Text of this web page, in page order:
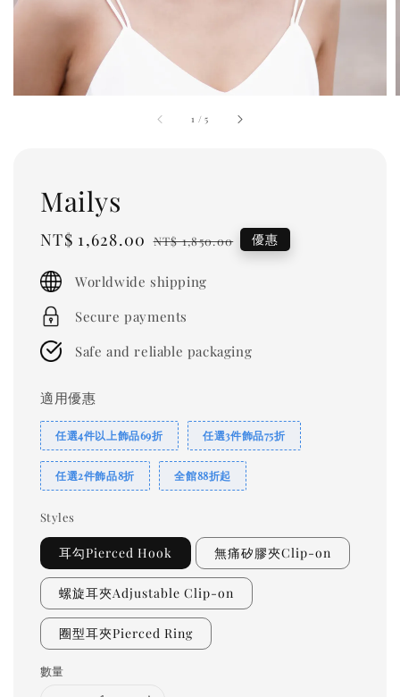
1 /5
Mailys
Sale
NT$ 1,628.00 Regular
NT$ 1,850.00 優惠
Worldwide shipping
Secure payments
Safe and reliable packaging
適用優惠
任選4件以上飾品69折 任選3件飾品75折
任選2件飾品8折 全館88折起
Styles
耳勾Pierced Hook 無痛矽膠夾Clip-on
螺旋耳夾Adjustable Clip-on
圈型耳夾Pierced Ring
數量